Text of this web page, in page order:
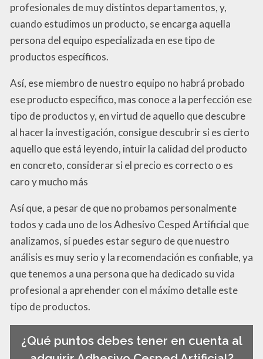
profesionales de muy distintos departamentos, y,
cuando estudimos un producto, se encarga aquella
persona del equipo especializada en ese tipo de
productos específicos.
Así, ese miembro de nuestro equipo no habrá probado
ese producto específico, mas conoce a la perfección ese
tipo de productos y, en virtud de aquello que descubre
al hacer la investigación, consigue descubrir si es cierto
aquello que está leyendo, intuir la calidad del producto
en concreto, considerar si el precio es correcto o es
caro y mucho más
Así que, a pesar de que no probamos personalmente
todos y cada uno de los Adhesivo Cesped Artificial que
analizamos, sí puedes estar seguro de que nuestro
análisis es muy serio y la recomendación es confiable, ya
que tenemos a una persona que ha dedicado su vida
profesional a aprehender con el máximo detalle este
tipo de productos.
¿Qué puntos debes tener en cuenta al